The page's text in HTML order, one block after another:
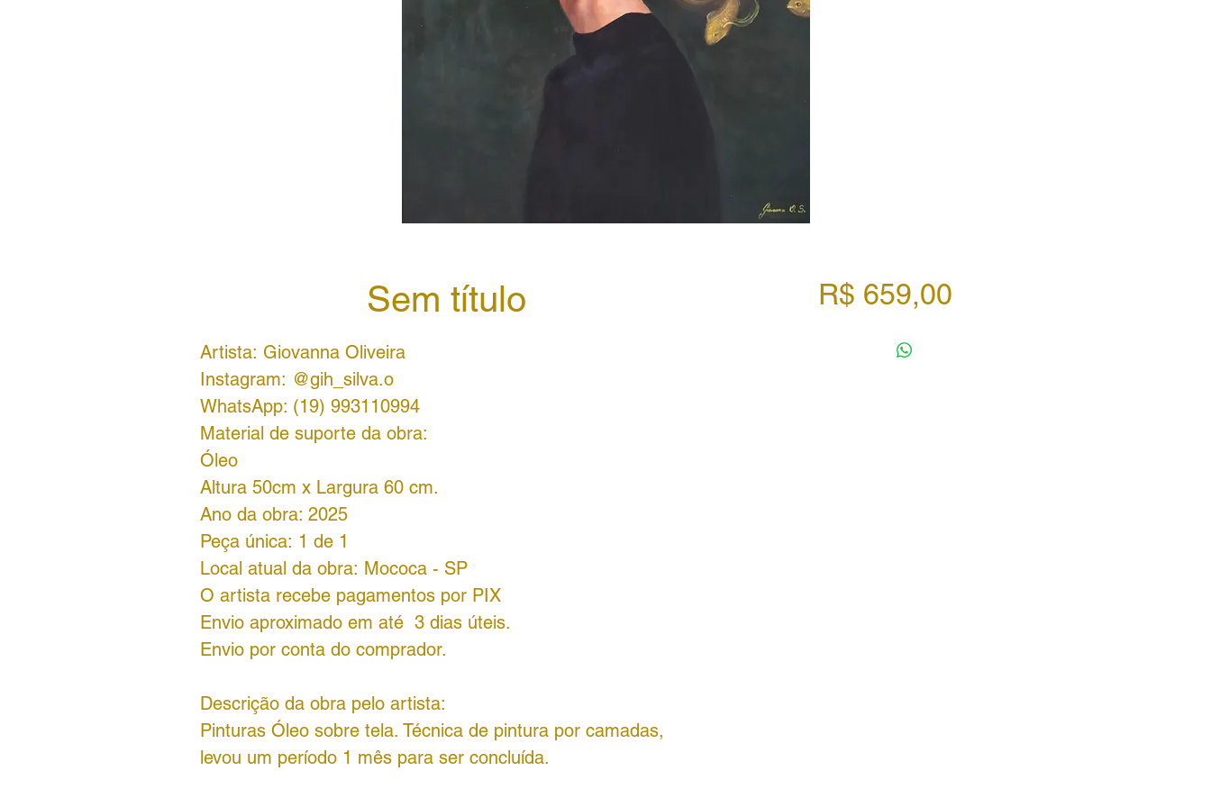
Sem título
Artista: Giovanna Oliveira
Instagram: @gih_silva.o
WhatsApp: (19) 993110994
Material de suporte da obra:
Óleo
Altura 50cm x Largura 60 cm.
Ano da obra: 2025
Peça única: 1 de 1
Local atual da obra: Mococa - SP
O artista recebe pagamentos por PIX
Envio aproximado em até 3 dias úteis.
Envio por conta do comprador.
Descrição da obra pelo artista:
Pinturas Óleo sobre tela. Técnica de pintura por camadas,
levou um período 1 mês para ser concluída.
R$ 659,00